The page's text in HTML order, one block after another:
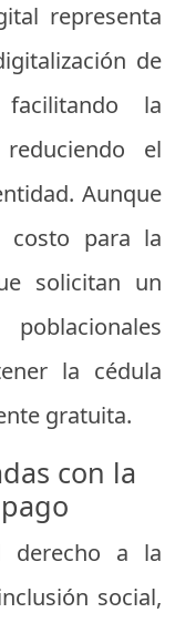
representa
de
la
el
Aunque
costo para la
solicitan un
la cédula
gratuita.
con la
derecho a la
social,